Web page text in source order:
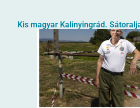
Kis magyar Kalinyingrád.